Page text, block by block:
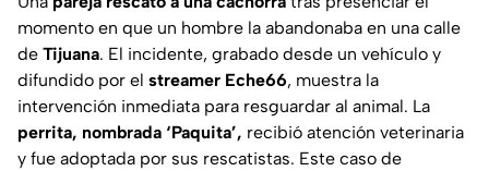
momento en que un hombre la abandonaba en una calle
de Tijuana. El incidente, grabado desde un vehículo y
difundido por el streamer Eche66, muestra la
intervención inmediata para resguardar al animal. La
perrita, nombrada ‘Paquita’, recibió atención veterinaria
y fue adoptada por sus rescatistas. Este caso de